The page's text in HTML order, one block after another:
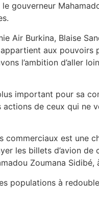
gouverneur
Air Burkina, Blaise
aux pouvoirs
l’ambition d’aller
important pour sa
de ceux qui ne
commerciaux est une
les billets d’avion
Zoumana Sidibé,
populations à